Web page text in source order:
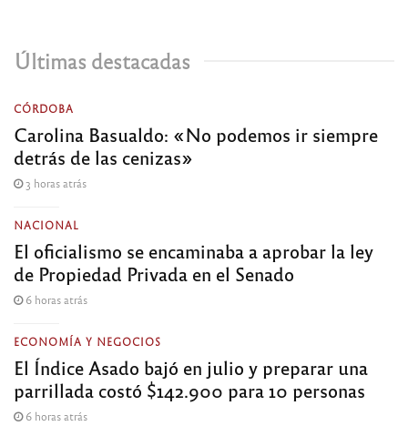
Últimas destacadas
CÓRDOBA
Carolina Basualdo: «No podemos ir siempre
detrás de las cenizas»
3 horas atrás
NACIONAL
El oficialismo se encaminaba a aprobar la ley
de Propiedad Privada en el Senado
6 horas atrás
ECONOMÍA Y NEGOCIOS
El Índice Asado bajó en julio y preparar una
parrillada costó $142.900 para 10 personas
6 horas atrás